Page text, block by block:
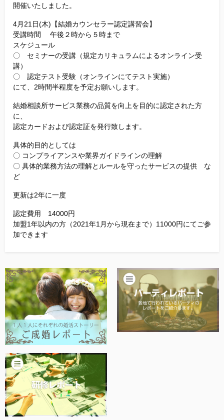
開催いたしました。
4月21日(木)【結婚カウンセラー認定講習会】
受講時間 午後２時から５時まで
スケジュール
〇 セミナーの受講（規定カリキュラムによるオンライン受
講）
〇 認定テスト受験（オンラインにてテスト実施）
にて、2時間半程度を予定お願いします。
結婚相談所サービス業務の品質を向上を目的に認定された方
に、
認定カードおよび認定証を発行致します。
具体的目的としては
〇 コンプライアンスや業界ガイドラインの理解
〇 具体的業務方法の理解とルールを守ったサービスの提供 な
ど
更新は2年に一度
認定費用 14000円
加盟1年以内の方（2021年1月から現在まで）11000円にてご参
加できます